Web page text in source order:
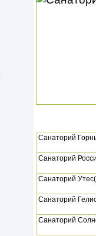
Санаторий
Санаторий
Санаторий
Санаторий
Санаторий